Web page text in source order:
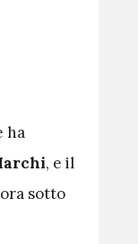
ha
, e il
sotto